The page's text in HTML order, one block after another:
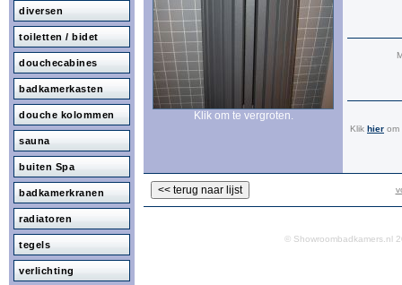
diversen
toiletten / bidet
douchecabines
badkamerkasten
douche kolommen
sauna
buiten Spa
badkamerkranen
radiatoren
tegels
verlichting
Klik om te vergroten.
Klik hier om
©